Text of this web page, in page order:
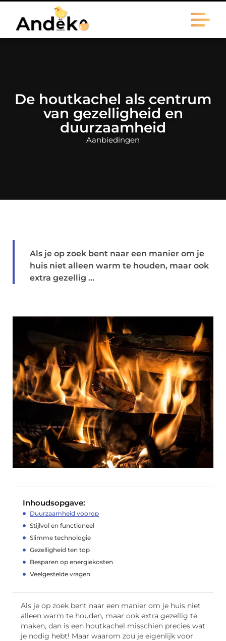
De houtkachel als centrum
van gezelligheid en
duurzaamheid
Aanbiedingen
Als je op zoek bent naar een manier om je
huis niet alleen warm te houden, maar ook
extra gezellig ...
Inhoudsopgave:
Duurzaamheid voorop
Stijlvol en functioneel
Slimme technologie
Gezelligheid ten top
Besparen op energiekosten
Veelgestelde vragen
Als je op zoek bent naar een manier om je huis niet
alleen warm te houden, maar ook extra gezellig te
maken, dan is een houtkachel misschien precies wat
je nodig hebt! Maar waarom zou je eigenlijk voor